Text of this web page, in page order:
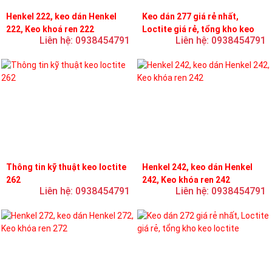
Henkel 222, keo dán Henkel
222, Keo khoá ren 222
Liên hệ: 0938454791
Keo dán 277 giá rẻ nhất,
Loctite giá rẻ, tổng kho keo
Liên hệ: 0938454791
Thông tin kỹ thuật keo loctite
262
Liên hệ: 0938454791
Henkel 242, keo dán Henkel
242, Keo khóa ren 242
Liên hệ: 0938454791